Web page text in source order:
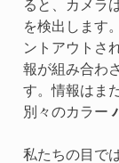
ると、カメラ
を検出します
ントアウトさ
報が組み合わ
す。情報はま
別々のカラー
私たちの目で